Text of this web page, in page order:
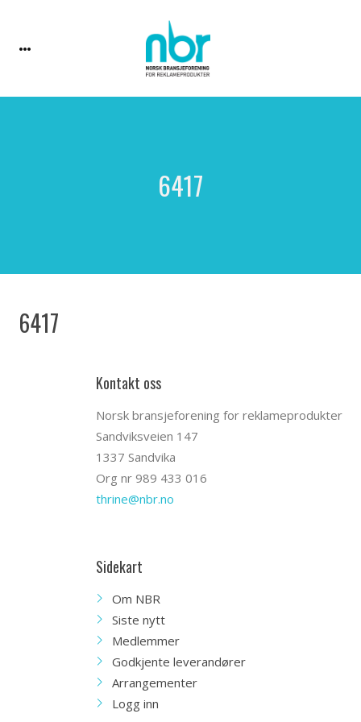
6417
6417
Kontakt oss
Norsk bransjeforening for reklameprodukter
Sandviksveien 147
1337 Sandvika
Org nr 989 433 016
thrine@nbr.no
Sidekart
Om NBR
Siste nytt
Medlemmer
Godkjente leverandører
Arrangementer
Logg inn